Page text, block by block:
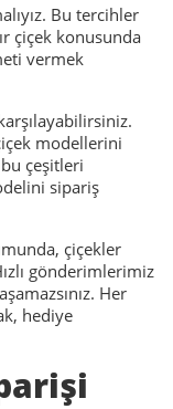
Bu tercihler
çiçek konusunda
vermek
modellerini
çeşitleri
sipariş
çiçekler
gönderimlerimiz
Her
hediye